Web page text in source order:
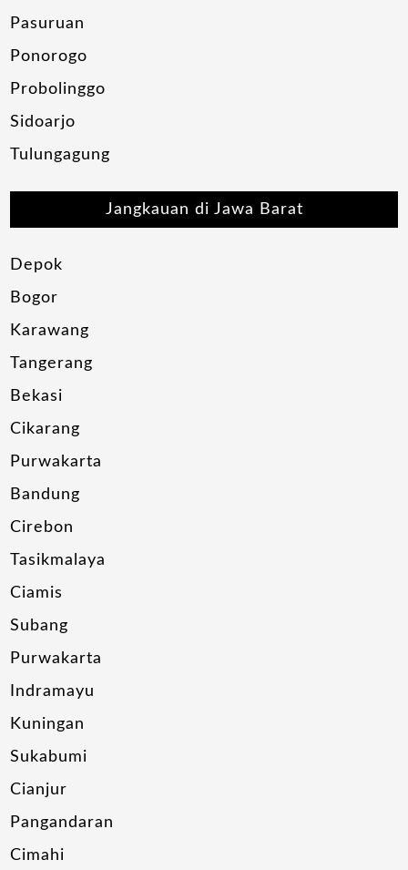
Pasuruan
Ponorogo
Probolinggo
Sidoarjo
Tulungagung
Jangkauan di Jawa Barat
Depok
Bogor
Karawang
Tangerang
Bekasi
Cikarang
Purwakarta
Bandung
Cirebon
Tasikmalaya
Ciamis
Subang
Purwakarta
Indramayu
Kuningan
Sukabumi
Cianjur
Pangandaran
Cimahi